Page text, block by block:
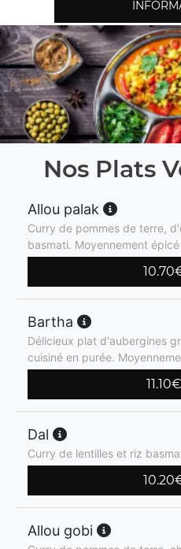
Nos Plats
Allou palak
Curry de pommes de terre,
basmati. Moyennement épicé
10.70
Bartha
Délicieux plat d'aubergines
cuisiné en purée.
11.10€
Dal
Curry de lentilles et riz
10.20
Allou gobi